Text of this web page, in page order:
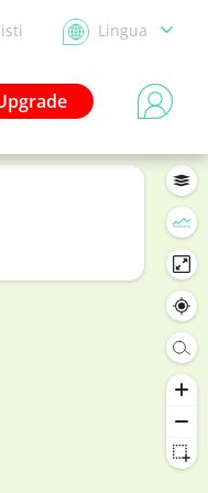
Lingua